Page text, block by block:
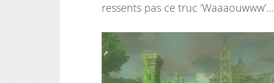
ressents pas ce truc ‘Waaaouwww’…